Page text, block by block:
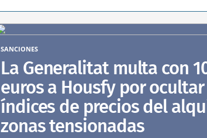
SANCIONES
La Generalitat multa con
euros a Housfy por
índices de precios del
zonas tensionadas